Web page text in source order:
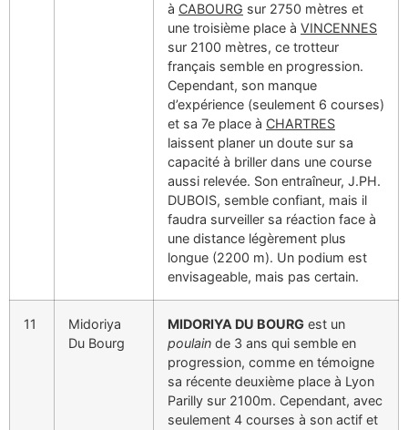
à CABOURG sur 2750 mètres et
une troisième place à VINCENNES
sur 2100 mètres, ce trotteur
français semble en progression.
Cependant, son manque
d’expérience (seulement 6 courses)
et sa 7e place à CHARTRES
laissent planer un doute sur sa
capacité à briller dans une course
aussi relevée. Son entraîneur, J.PH.
DUBOIS, semble confiant, mais il
faudra surveiller sa réaction face à
une distance légèrement plus
longue (2200 m). Un podium est
envisageable, mais pas certain.
11
Midoriya
Du Bourg
MIDORIYA DU BOURG est un
poulain de 3 ans qui semble en
progression, comme en témoigne
sa récente deuxième place à Lyon
Parilly sur 2100m. Cependant, avec
seulement 4 courses à son actif et